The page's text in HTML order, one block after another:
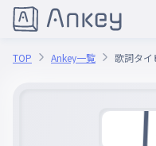
TOP Ankey一覧 歌詞タイ